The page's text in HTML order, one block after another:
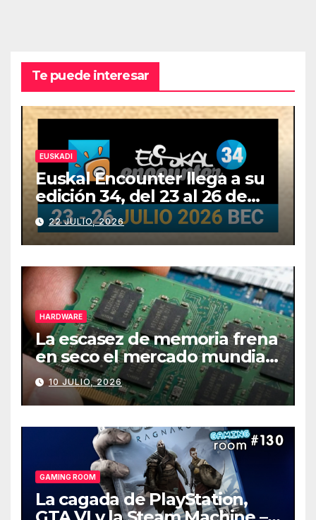
Te puede interesar
EUSKADI
Euskal Encounter llega a su
edición 34, del 23 al 26 de
julio
22 JULIO, 2026
HARDWARE
La escasez de memoria frena
en seco el mercado mundial
de PCs
10 JULIO, 2026
GAMING ROOM
La cagada de PlayStation,